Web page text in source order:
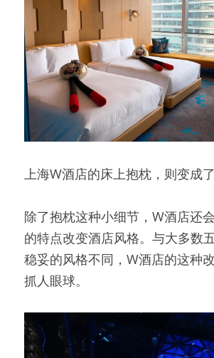
上海W酒店的床上抱枕，则变成了
除了抱枕这种小细节，W酒店还
的特点改变酒店风格。与大多数
稳妥的风格不同，W酒店的这种改
抓人眼球。